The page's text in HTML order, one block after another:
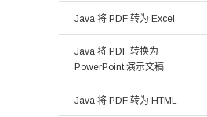
Java 将 PDF 转为 Excel
Java 将 PDF 转换为
PowerPoint 演示文稿
Java 将 PDF 转为 HTML